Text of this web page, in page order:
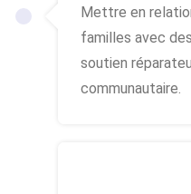
Mettre en
familles avec
soutien
communautaire.